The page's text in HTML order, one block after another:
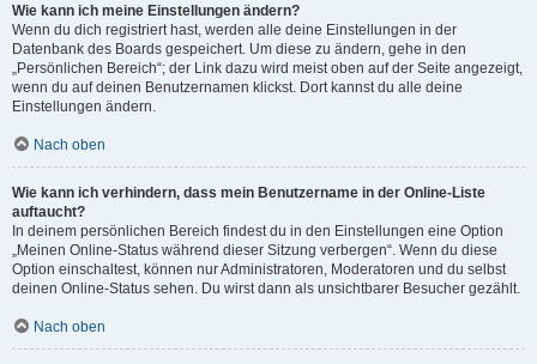
Wie kann ich meine Einstellungen ändern?
Wenn du dich registriert hast, werden alle deine Einstellungen in der
Datenbank des Boards gespeichert. Um diese zu ändern, gehe in den
„Persönlichen Bereich“; der Link dazu wird meist oben auf der Seite angezeigt,
wenn du auf deinen Benutzernamen klickst. Dort kannst du alle deine
Einstellungen ändern.
Nach oben
Wie kann ich verhindern, dass mein Benutzername in der Online-Liste
auftaucht?
In deinem persönlichen Bereich findest du in den Einstellungen eine Option
„Meinen Online-Status während dieser Sitzung verbergen“. Wenn du diese
Option einschaltest, können nur Administratoren, Moderatoren und du selbst
deinen Online-Status sehen. Du wirst dann als unsichtbarer Besucher gezählt.
Nach oben